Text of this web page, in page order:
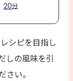
の優しい甘み
20分
シピを目指し
しの風味を引
い。